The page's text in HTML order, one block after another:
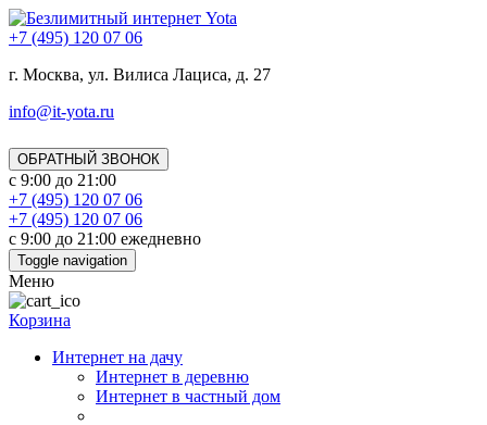
+7 (495) 120 07 06
г. Москва, ул. Вилиса Лациса, д. 27
info@it-yota.ru
ОБРАТНЫЙ ЗВОНОК
с 9:00 до 21:00
+7 (495) 120 07 06
+7 (495) 120 07 06
с 9:00 до 21:00 ежедневно
Toggle navigation
Меню
Корзина
Интернет на дачу
Интернет в деревню
Интернет в частный дом